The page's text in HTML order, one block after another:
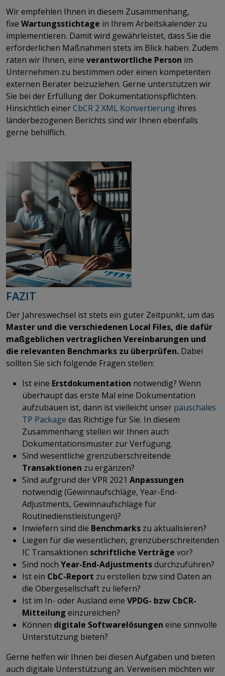
Wir empfehlen Ihnen in diesem Zusammenhang,
fixe Wartungsstichtage in Ihrem Arbeitskalender zu
implementieren. Damit wird gewährleistet, dass Sie die
erforderlichen Maßnahmen stets im Blick haben. Zudem
raten wir Ihnen, eine verantwortliche Person im
Unternehmen zu bestimmen oder einen kompetenten
externen Berater beizuziehen. Gerne unterstützen wir
Sie bei der Erfüllung der Dokumentationspflichten.
Hinsichtlich einerCbCR 2 XML Konvertierung ihres
länderbezogenen Berichts sind wir Ihnen ebenfalls
gerne behilflich.
FAZIT
Der Jahreswechsel ist stets ein guter Zeitpunkt, um das
Master und die verschiedenen Local Files, die dafür
maßgeblichen vertraglichen Vereinbarungen und
die relevanten Benchmarks zu überprüfen. Dabei
sollten Sie sich folgende Fragen stellen:
Ist eine Erstdokumentation notwendig? Wenn
überhaupt das erste Mal eine Dokumentation
aufzubauen ist, dann ist vielleicht unser pauschales
TP Package das Richtige für Sie. In diesem
Zusammenhang stellen wir Ihnen auch
Dokumentationsmuster zur Verfügung.
Sind wesentliche grenzüberschreitende
Transaktionen zu ergänzen?
Sind aufgrund der VPR 2021 Anpassungen
notwendig (Gewinnaufschläge, Year-End-
Adjustments, Gewinnaufschläge für
Routinedienstleistungen)?
Inwiefern sind die Benchmarks zu aktualisieren?
Liegen für die wesentlichen, grenzüberschreitenden
IC Transaktionen schriftliche Verträge vor?
Sind noch Year-End-Adjustmentsdurchzuführen?
Ist ein CbC-Report zu erstellen bzw sind Daten an
die Obergesellschaft zu liefern?
Ist im In- oder Ausland eine VPDG- bzw CbCR-
Mitteilung einzureichen?
Können digitale Softwarelösungen eine sinnvolle
Unterstützung bieten?
Gerne helfen wir Ihnen bei diesen Aufgaben und bieten
auch digitale Unterstützung an. Verweisen möchten wir